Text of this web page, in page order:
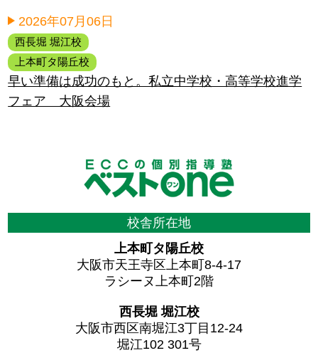
2026年07月06日
西長堀 堀江校
上本町タ陽丘校
早い準備は成功のもと。私立中学校・高等学校進学
フェア 大阪会場
校舎所在地
上本町タ陽丘校
大阪市天王寺区上本町8-4-17
ラシーヌ上本町2階
西長堀 堀江校
大阪市西区南堀江3丁目12-24
堀江102 301号